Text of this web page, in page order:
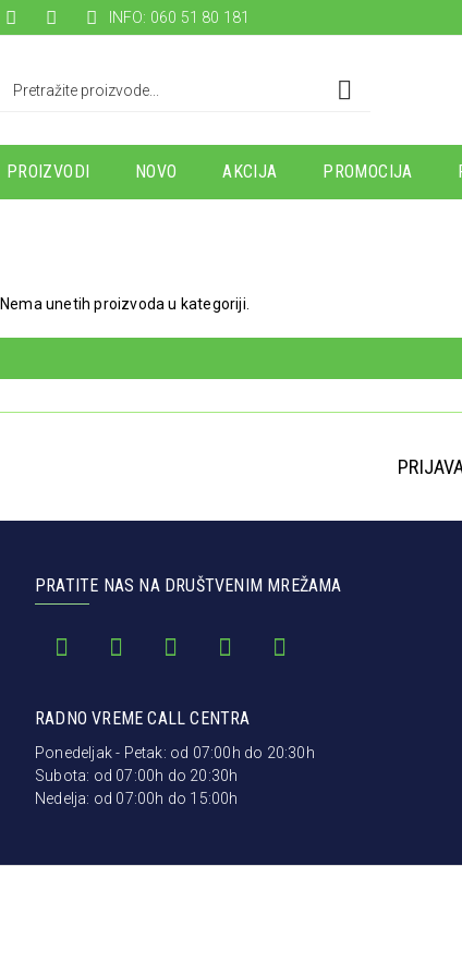
INFO: 060 51 80 181
PROIZVODI NOVO AKCIJA PROMOCIJA
Nema unetih proizvoda u kategoriji.
PRATITE NAS NA DRUŠTVENIM MREŽAMA
RADNO VREME CALL CENTRA
Ponedeljak - Petak: od 07:00h do 20:30h
Subota: od 07:00h do 20:30h
Nedelja: od 07:00h do 15:00h